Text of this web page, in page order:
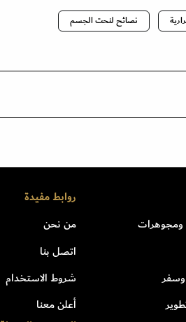
نصائح لنحت الجسم
روابط مفيدة
من نحن
اتصل بنا
شروط الاستخدام
أعلن معنا